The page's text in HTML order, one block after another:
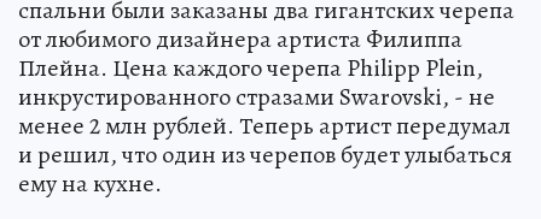
спальни были заказаны два гигантских черепа
от любимого дизайнера артиста Филиппа
Плейна. Цена каждого черепа Philipp Plein,
инкрустированного стразами Swarovski, - не
менее 2 млн рублей. Теперь артист передумал
и решил, что один из черепов будет улыбаться
ему на кухне.